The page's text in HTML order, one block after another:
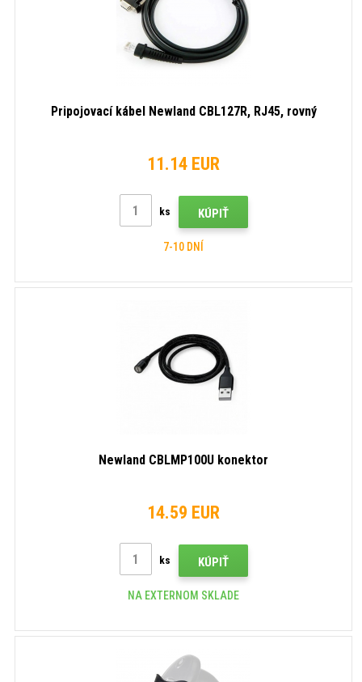
Pripojovací kábel Newland CBL127R, RJ45, rovný
11.14 EUR
ks KÚPIŤ
7-10 DNÍ
Newland CBLMP100U konektor
14.59 EUR
ks KÚPIŤ
NA EXTERNOM SKLADE